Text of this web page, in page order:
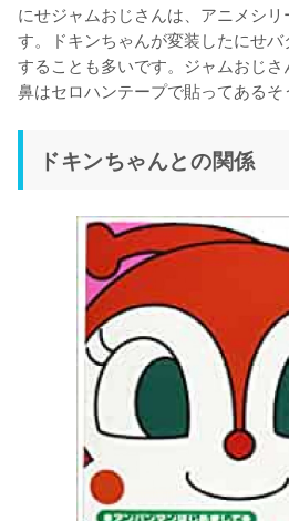
にせジャムおじさんは、アニメシ
す。ドキンちゃんが変装したにせ
することも多いです。ジャムおじ
鼻はセロハンテープで貼ってあるそ
ドキンちゃんとの関係